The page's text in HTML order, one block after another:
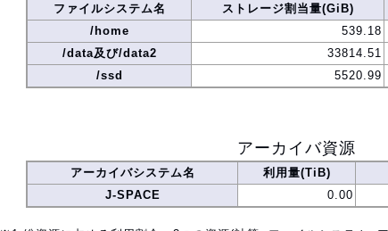
ファイルシステム名 ストレージ割当量(GiB)
/home
539.18
/data及び/data2
33814.51
/ssd
5520.99
アーカイバ資源
アーカイバシステム名 利用量(TiB)
J-SPACE
0.00